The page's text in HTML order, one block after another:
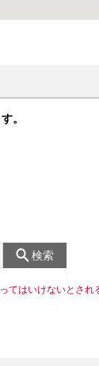
。
検索
てはいけないとさ